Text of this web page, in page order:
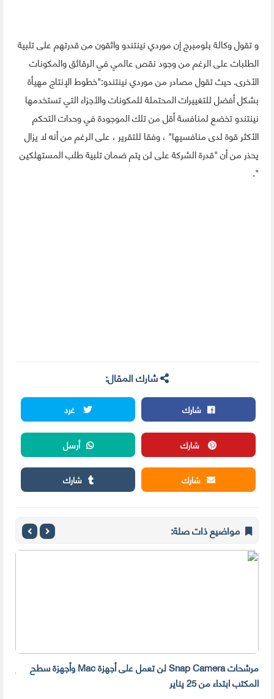
و تقول وكالة بلومبرج إن موردي نينتندو واثقون من قدرتهم على تلبية
الطلبات على الرغم من وجود نقص عالمي في الرقائق والمكونات
الأخرى. حيث تقول مصادر من موردي نينتندو:"خطوط الإنتاج مهيأة
بشكل أفضل للتغييرات المحتملة للمكونات والأجزاء التي تستخدمها
نينتندو تخضع لمنافسة أقل من تلك الموجودة في وحدات التحكم
الأكثر قوة لدى منافسيها" ، وفقا للتقرير ، على الرغم من أنه لا يزال
يحذر من أن "قدرة الشركة على لن يتم ضمان تلبية طلب المستهلكين
".
شارك المقال:
شارك
غرد
شارك
أرسل
شارك
شارك
مواضيع ذات صلة:
مرشحات Snap Camera لن تعمل على أجهزة Mac وأجهزة سطح
المكتب ابتداء من 25 يناير